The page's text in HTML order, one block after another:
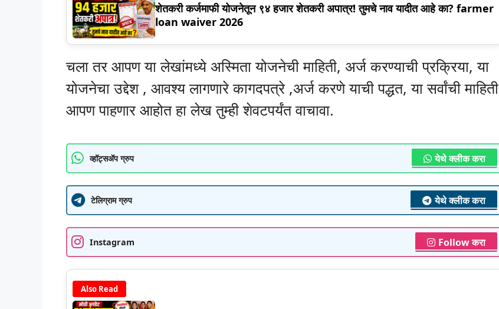
शेतकरी कर्जमाफी योजनेतून ९४ हजार शेतकरी अपात्र! तुमचे नाव यादीत आहे का? farmer
loan waiver 2026
चला तर आपण या लेखांमध्ये अस्मिता योजनेची माहिती, अर्ज करण्याची प्रक्रिया, या
योजनेचा उद्देश , आवश्य लागणारे कागदपत्रे ,अर्ज करणे याची पद्धत, या सर्वांची माहिती
आपण पाहणार आहोत हा लेख तुम्ही शेवटपर्यंत वाचावा.
व्हॉट्सॲप ग्रुप येथे क्लीक करा
टेलिग्राम ग्रुप येथे क्लीक करा
Instagram Follow करा
Also Read